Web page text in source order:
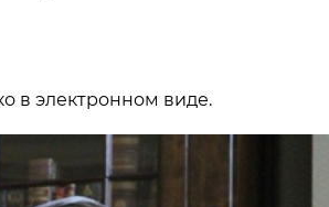
в электронном виде.